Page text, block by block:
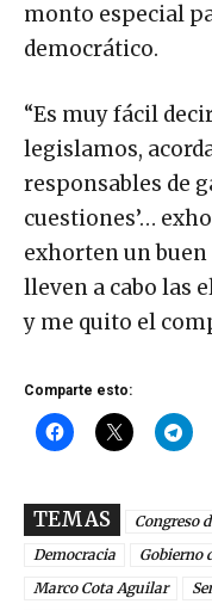
monto especial
democrático.
“Es muy fácil
legislamos,
responsables de
cuestiones’…
exhorten un buen
lleven a cabo las
y me quito el
Comparte esto:
TEMAS Congreso
Democracia
Gobierno
Marco Cota Aguilar